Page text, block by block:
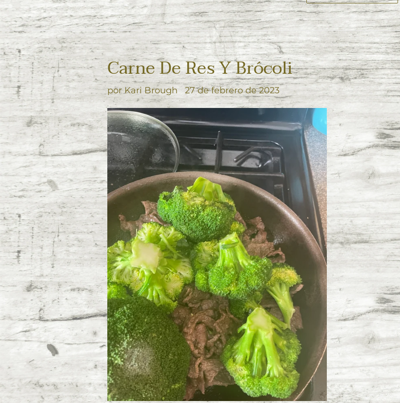
Carne De Res Y Brócoli
por Kari Brough 27 de febrero de 2023